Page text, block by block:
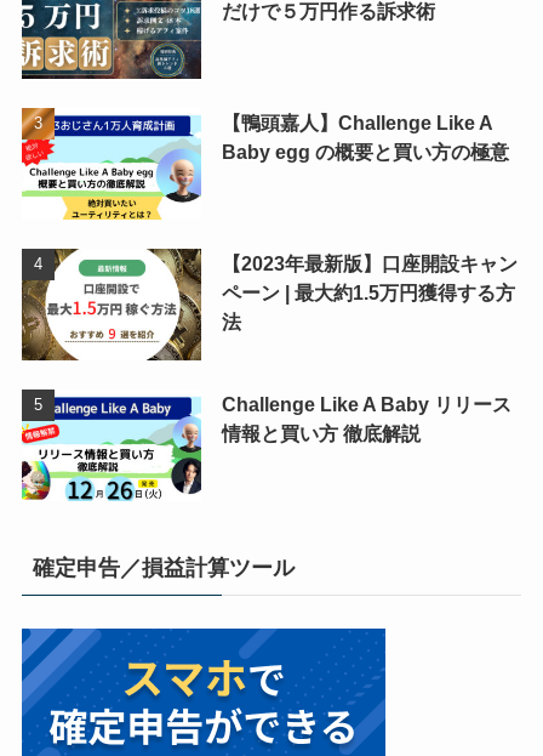
だけで５万円作る訴求術
【鴨頭嘉人】Challenge Like A
Baby egg の概要と買い方の極意
【2023年最新版】口座開設キャン
ペーン | 最大約1.5万円獲得する方
法
Challenge Like A Baby リリース
情報と買い方 徹底解説
確定申告／損益計算ツール